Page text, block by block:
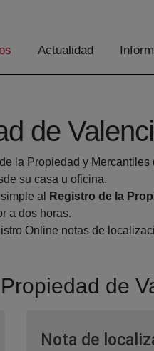
Actualidad
de
la Propiedad y
su casa u oficina.
al
Registro de la
a dos horas.
Online notas de
de
Nota de